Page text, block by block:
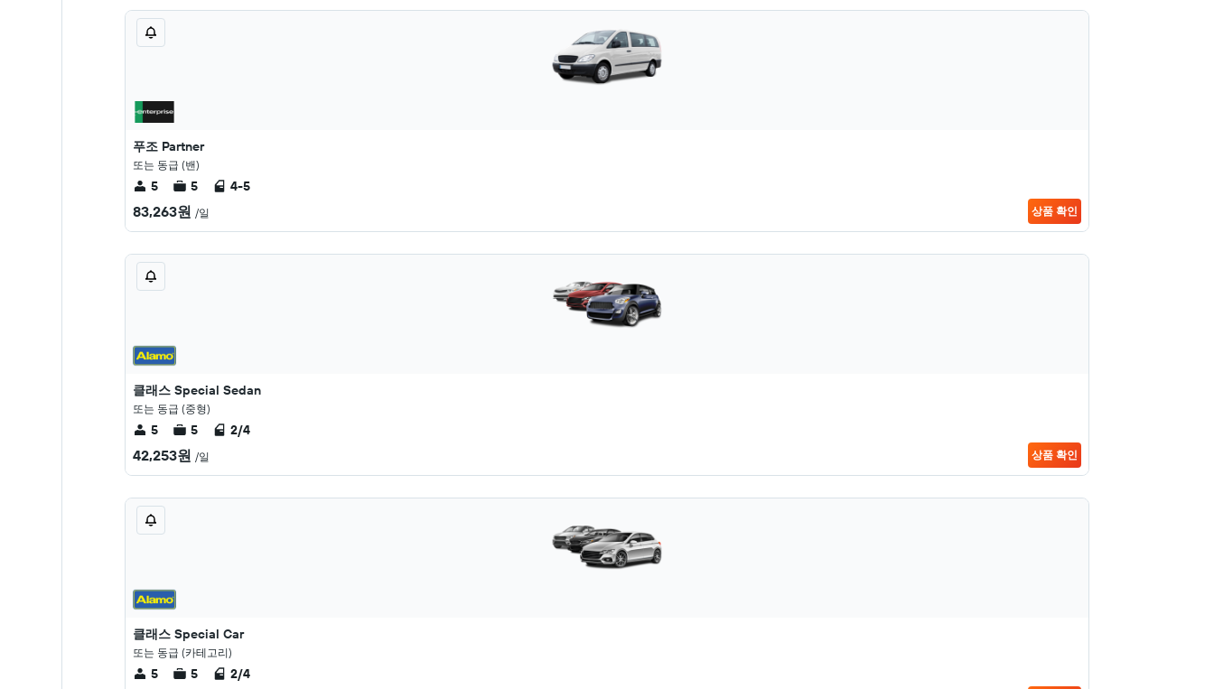
푸조 Partner
또는 동급 (밴)
5 5 4-5
83,263원 /일 상품 확인
클래스 Special Sedan
또는 동급 (중형)
5 5 2/4
42,253원 /일 상품 확인
클래스 Special Car
또는 동급 (카테고리)
5 5 2/4